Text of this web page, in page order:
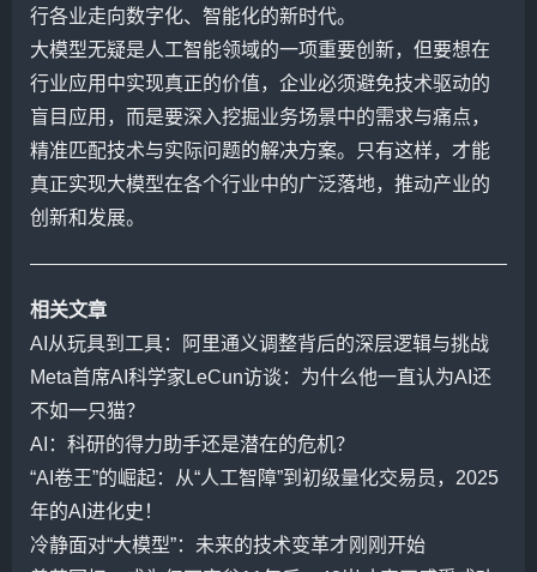
行各业走向数字化、智能化的新时代。
大模型无疑是人工智能领域的一项重要创新，但要想在
行业应用中实现真正的价值，企业必须避免技术驱动的
盲目应用，而是要深入挖掘业务场景中的需求与痛点，
精准匹配技术与实际问题的解决方案。只有这样，才能
真正实现大模型在各个行业中的广泛落地，推动产业的
创新和发展。
相关文章
AI从玩具到工具：阿里通义调整背后的深层逻辑与挑战
Meta首席AI科学家LeCun访谈：为什么他一直认为AI还
不如一只猫？
AI：科研的得力助手还是潜在的危机？
“AI卷王”的崛起：从“人工智障”到初级量化交易员，2025
年的AI进化史！
冷静面对“大模型”：未来的技术变革才刚刚开始